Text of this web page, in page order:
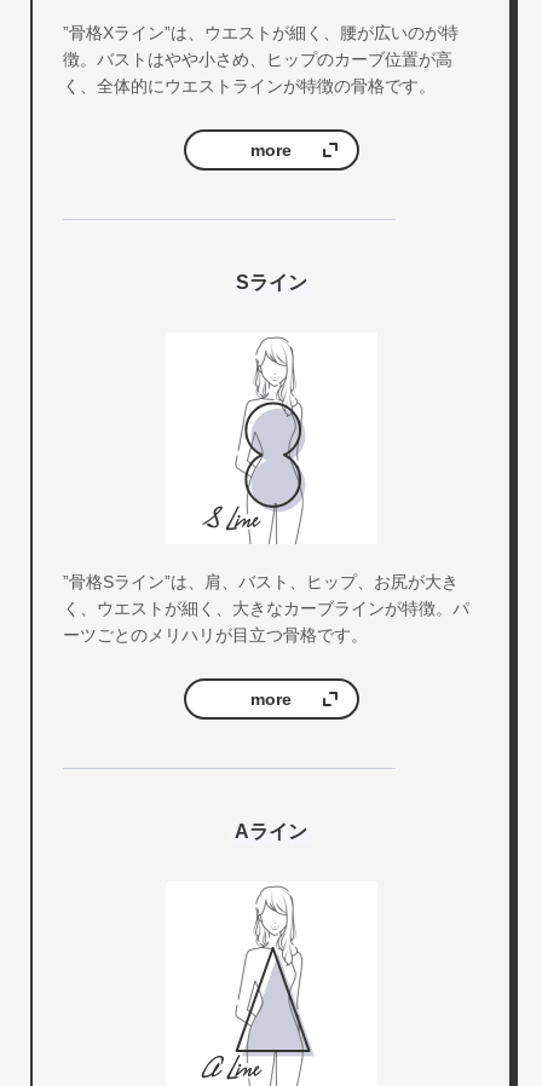
”骨格Xライン”は、ウエストが細く、腰が広いのが特
徴。バストはやや小さめ、ヒップのカーブ位置が高
く、全体的にウエストラインが特徴の骨格です。
more
Sライン
”骨格Sライン”は、肩、バスト、ヒップ、お尻が大き
く、ウエストが細く、大きなカーブラインが特徴。パ
ーツごとのメリハリが目立つ骨格です。
more
Aライン